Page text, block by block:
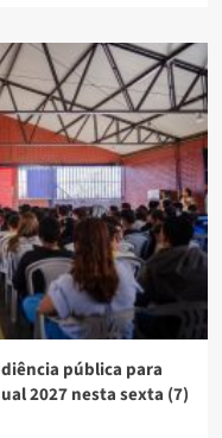
pública para
2027 nesta sexta (7)